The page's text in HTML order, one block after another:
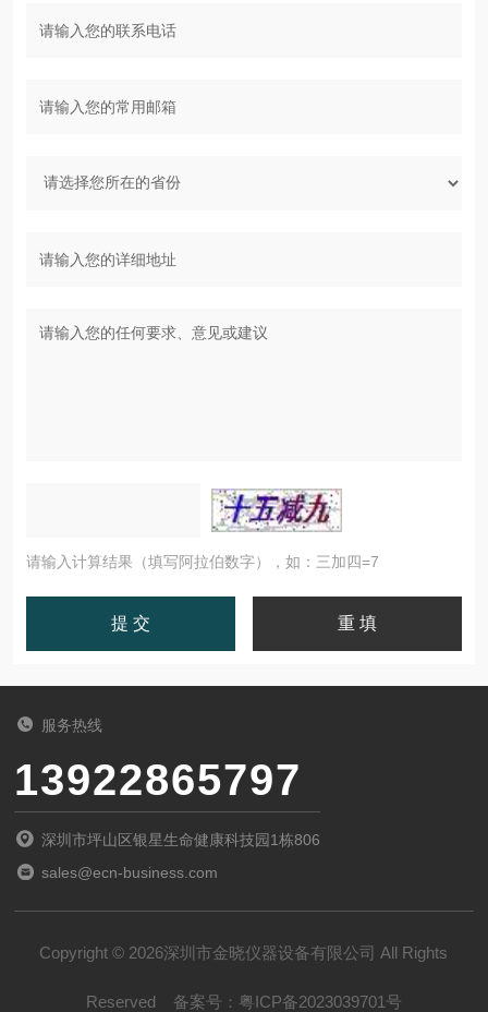
请输入计算结果（填写阿拉伯数字），如：三加四=7
服务热线
13922865797
深圳市坪山区银星生命健康科技园1栋806
sales@ecn-business.com
Copyright © 2026深圳市金晓仪器设备有限公司 All Rights
Reserved 备案号： 粤ICP备2023039701号